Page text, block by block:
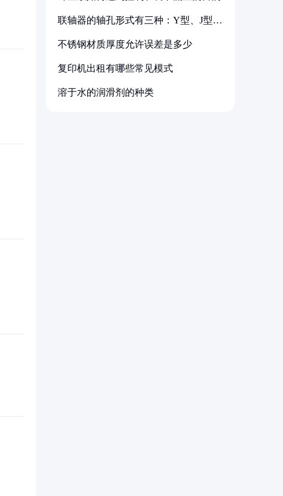
联轴器的轴孔形式有三种：Y型、J型、
不锈钢材质厚度允许误差是多少
复印机出租有哪些常见模式
溶于水的润滑剂的种类